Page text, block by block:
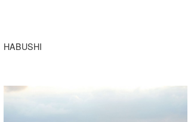
HABUSHI